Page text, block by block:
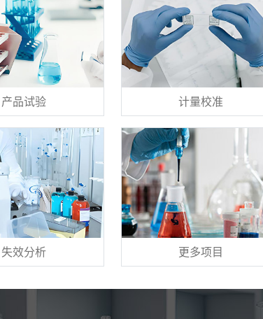
产品试验 计量校准
失效分析 更多项目